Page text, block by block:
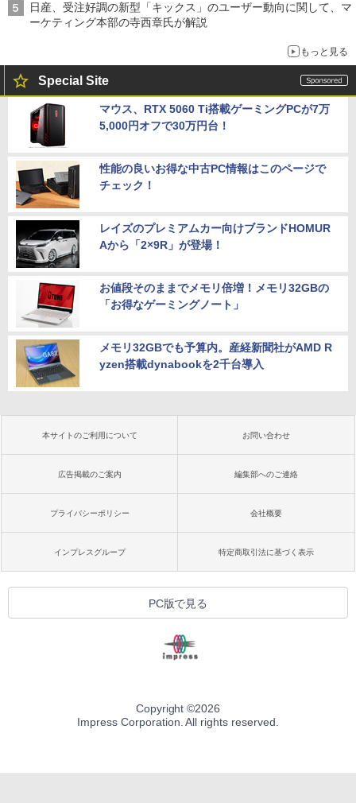
日産、受注好調の新型「キックス」のユーザー動向に関して、マ
ーケティング本部の寺西章氏が解説
もっと見る
Special Site
マウス、RTX 5060 Ti搭載ゲーミングPCが7万
5,000円オフで30万円台！
性能の良いお得な中古PC情報はこのページで
チェック！
レイズのプレミアムカー向けブランドHOMUR
Aから「2×9R」が登場！
お値段そのままでメモリ倍増！メモリ32GBの
「お得なゲーミングノート」
メモリ32GBでも予算内。産経新聞社がAMD R
yzen搭載dynabookを2千台導入
本サイトのご利用について お問い合わせ
広告掲載のご案内 編集部へのご連絡
プライバシーポリシー 会社概要
インプレスグループ 特定商取引法に基づく表示
PC版で見る
Copyright ©2026
Impress Corporation. All rights reserved.